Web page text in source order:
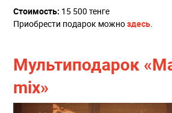
Стоимость: 15 500 тенге
Приобрести подарок можноздесь.
Мультиподарок
mix»